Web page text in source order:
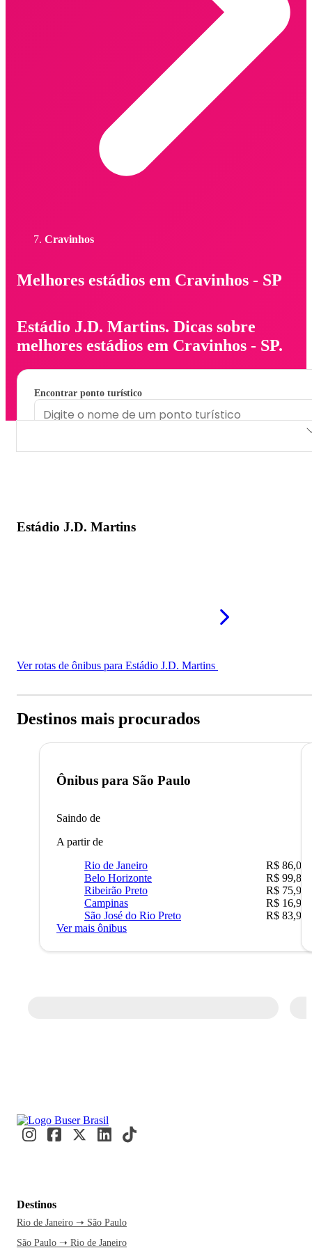
Cravinhos
Melhores estádios em Cravinhos - SP
Estádio J.D. Martins. Dicas sobre
melhores estádios em Cravinhos - SP.
Encontrar ponto turístico
Estádio J.D. Martins
Ver rotas de ônibus para Estádio J.D. Martins
Destinos mais procurados
Ônibus para São Paulo
Saindo de
A partir de
Rio de Janeiro
R$ 86,00
Belo Horizonte
R$ 99,89
Ribeirão Preto
R$ 75,90
Campinas
R$ 16,90
São José do Rio Preto
R$ 83,90
Ver mais ônibus
Destinos
Rio de Janeiro ➝ São Paulo
São Paulo ➝ Rio de Janeiro